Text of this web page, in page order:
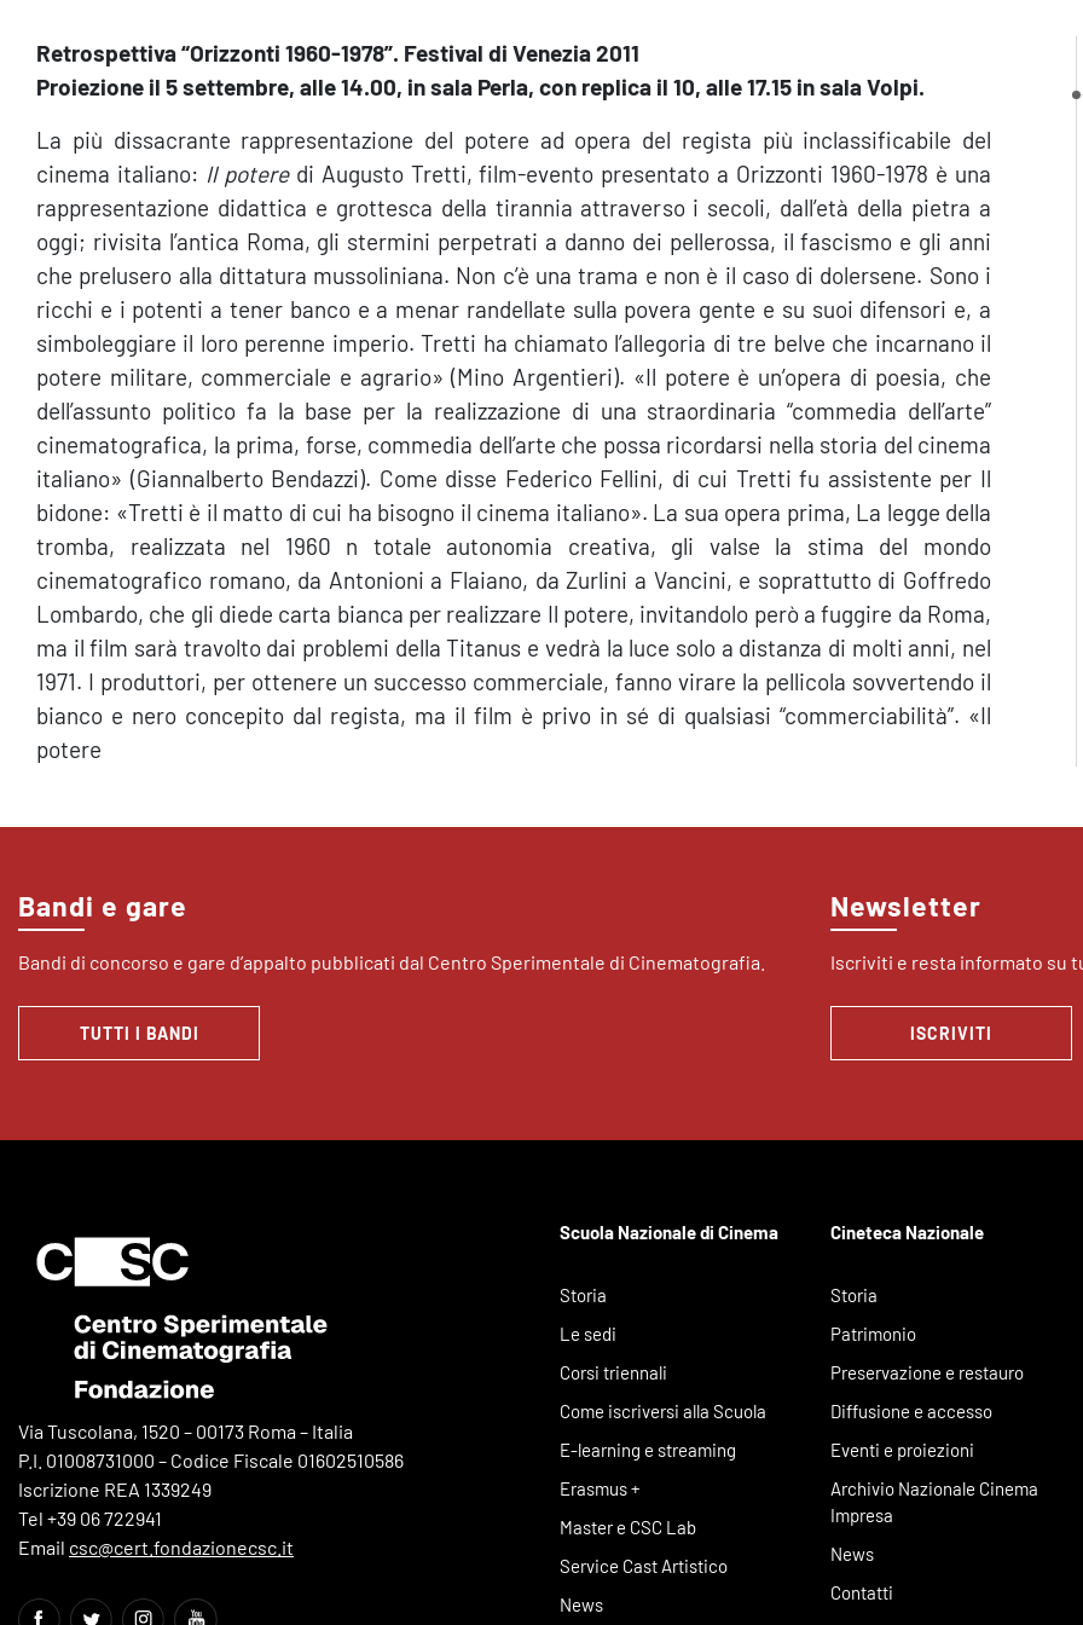
Retrospettiva “Orizzonti 1960-1978”. Festival di Venezia 2011
Proiezione il 5 settembre, alle 14.00, in sala Perla, con replica il 10, alle 17.15 in sala Volpi.
La più dissacrante rappresentazione del potere ad opera del regista più inclassificabile del
cinema italiano: Il poteredi Augusto Tretti, film-evento presentato a Orizzonti 1960-1978 è una
rappresentazione didattica e grottesca della tirannia attraverso i secoli, dall’età della pietra a
oggi; rivisita l’antica Roma, gli stermini perpetrati a danno dei pellerossa, il fascismo e gli anni
che prelusero alla dittatura mussoliniana. Non c’è una trama e non è il caso di dolersene. Sono i
ricchi e i potenti a tener banco e a menar randellate sulla povera gente e su suoi difensori e, a
simboleggiare il loro perenne imperio. Tretti ha chiamato l’allegoria di tre belve che incarnano il
potere militare, commerciale e agrario» (Mino Argentieri). «Il potere è un’opera di poesia, che
dell’assunto politico fa la base per la realizzazione di una straordinaria “commedia dell’arte”
cinematografica, la prima, forse, commedia dell’arte che possa ricordarsi nella storia del cinema
italiano» (Giannalberto Bendazzi). Come disse Federico Fellini, di cui Tretti fu assistente per Il
bidone: «Tretti è il matto di cui ha bisogno il cinema italiano». La sua opera prima, La legge della
tromba, realizzata nel 1960 n totale autonomia creativa, gli valse la stima del mondo
cinematografico romano, da Antonioni a Flaiano, da Zurlini a Vancini, e soprattutto di Goffredo
Lombardo, che gli diede carta bianca per realizzare Il potere, invitandolo però a fuggire da Roma,
ma il film sarà travolto dai problemi della Titanus e vedrà la luce solo a distanza di molti anni, nel
1971. I produttori, per ottenere un successo commerciale, fanno virare la pellicola sovvertendo il
bianco e nero concepito dal regista, ma il film è privo in sé di qualsiasi “commerciabilità”. «Il
potere
Bandi e gare
Bandi di concorso e gare d’appalto pubblicati dal Centro Sperimentale di Cinematografia.
TUTTI I BANDI
Newsletter
Iscriviti e resta informato su
ISCRIVITI
Via Tuscolana, 1520 – 00173 Roma – Italia
P.I. 01008731000 – Codice Fiscale 01602510586
Iscrizione REA 1339249
Tel +39 06 722941
Email csc@cert.fondazionecsc.it
Scuola Nazionale di Cinema
Storia
Le sedi
Corsi triennali
Come iscriversi alla Scuola
E-learning e streaming
Erasmus +
Master e CSC Lab
Service Cast Artistico
News
Cineteca Nazionale
Storia
Patrimonio
Preservazione e restauro
Diffusione e accesso
Eventi e proiezioni
Archivio Nazionale Cinema
Impresa
News
Contatti